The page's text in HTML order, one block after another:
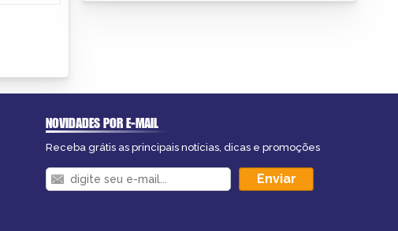
NOVIDADES POR E-MAIL
Receba grátis as principais notícias, dicas e promoções